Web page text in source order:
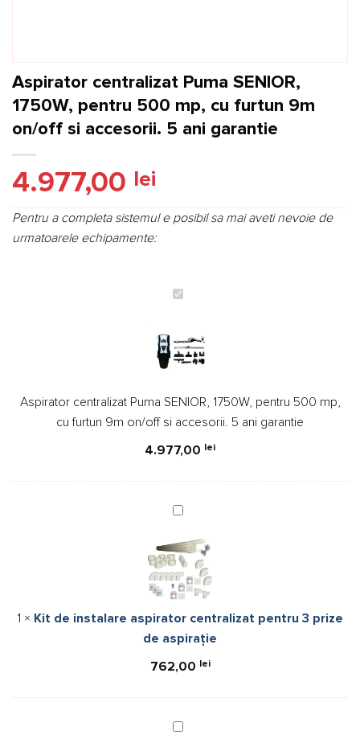
Aspirator centralizat Puma SENIOR,
1750W, pentru 500 mp, cu furtun 9m
on/off si accesorii. 5 ani garantie
4.977,00 lei
Pentru a completa sistemul e posibil sa mai aveti nevoie de
urmatoarele echipamente:
Aspirator
SENIOR,
1750W,
500
mp,
9m
si
5
ani
garantie
Aspirator centralizat Puma SENIOR, 1750W, pentru 500 mp,
cu furtun 9m on/off si accesorii. 5 ani garantie
4.977,00 lei
Kit
instalare
aspirator
centralizat
pentru
3
prize
1 × Kit de instalare aspirator centralizat pentru 3 prize
de aspirație
762,00 lei
Kit